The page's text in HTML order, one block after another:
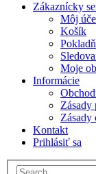
Zákaznícky
Môj
Košík
Moje
Informácie
Zásady
Zásady
Kontakt
Prihlásiť sa